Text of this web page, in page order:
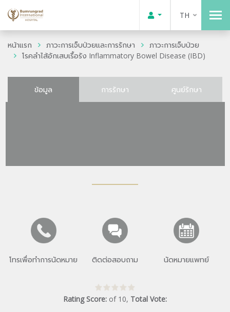
TH
หน้าแรก ภาวะการเจ็บป่วยและการรักษา
ภาวะการเจ็บป่วย
โรคลำไส้อักเสบเรื้อรัง Inflammatory Bowel Disease (IBD)
ข้อมูล การรักษา ศูนย์รักษา
โทรเพื่อทำการนัดหมาย ติดต่อสอบถาม นัดหมายแพทย์
Rating Score: of 10, Total Vote: